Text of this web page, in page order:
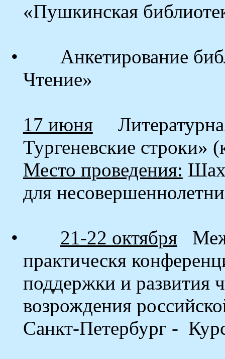
«Пушкинская
•
Анкетирование
Чтение»
17 июня
Тургеневские строки»
Место проведения:
для
• 21-22 октября
практическя
поддержки и развития
возрождения
Санкт-Петербург -